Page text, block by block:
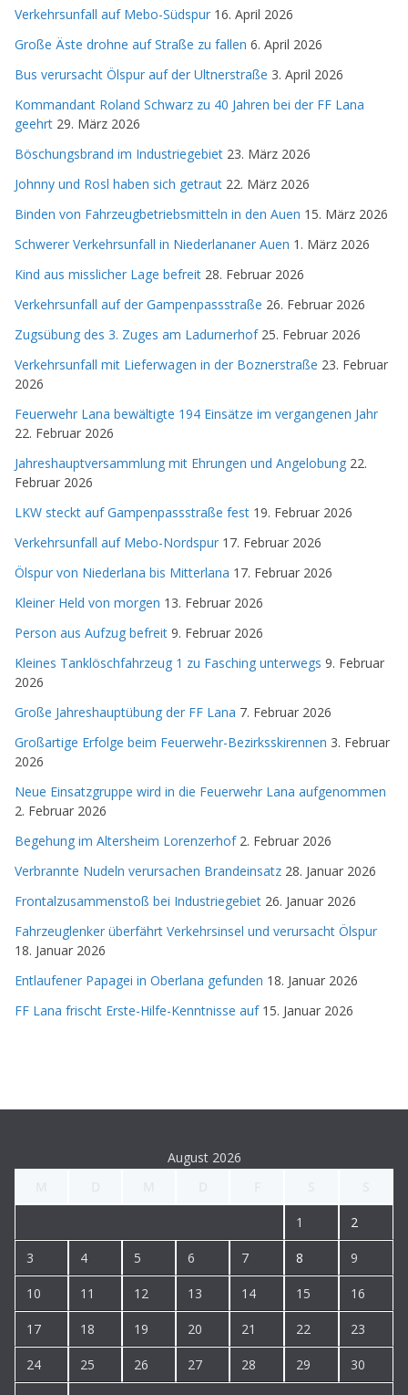
Verkehrsunfall auf Mebo-Südspur 16. April 2026
Große Äste drohne auf Straße zu fallen 6. April 2026
Bus verursacht Ölspur auf der Ultnerstraße 3. April 2026
Kommandant Roland Schwarz zu 40 Jahren bei der FF Lana
geehrt 29. März 2026
Böschungsbrand im Industriegebiet 23. März 2026
Johnny und Rosl haben sich getraut 22. März 2026
Binden von Fahrzeugbetriebsmitteln in den Auen 15. März 2026
Schwerer Verkehrsunfall in Niederlananer Auen 1. März 2026
Kind aus misslicher Lage befreit 28. Februar 2026
Verkehrsunfall auf der Gampenpassstraße 26. Februar 2026
Zugsübung des 3. Zuges am Ladurnerhof 25. Februar 2026
Verkehrsunfall mit Lieferwagen in der Boznerstraße 23. Februar
2026
Feuerwehr Lana bewältigte 194 Einsätze im vergangenen Jahr
22. Februar 2026
Jahreshauptversammlung mit Ehrungen und Angelobung 22.
Februar 2026
LKW steckt auf Gampenpassstraße fest 19. Februar 2026
Verkehrsunfall auf Mebo-Nordspur 17. Februar 2026
Ölspur von Niederlana bis Mitterlana 17. Februar 2026
Kleiner Held von morgen 13. Februar 2026
Person aus Aufzug befreit 9. Februar 2026
Kleines Tanklöschfahrzeug 1 zu Fasching unterwegs 9. Februar
2026
Große Jahreshauptübung der FF Lana 7. Februar 2026
Großartige Erfolge beim Feuerwehr-Bezirksskirennen 3. Februar
2026
Neue Einsatzgruppe wird in die Feuerwehr Lana aufgenommen
2. Februar 2026
Begehung im Altersheim Lorenzerhof 2. Februar 2026
Verbrannte Nudeln verursachen Brandeinsatz 28. Januar 2026
Frontalzusammenstoß bei Industriegebiet 26. Januar 2026
Fahrzeuglenker überfährt Verkehrsinsel und verursacht Ölspur
18. Januar 2026
Entlaufener Papagei in Oberlana gefunden 18. Januar 2026
FF Lana frischt Erste-Hilfe-Kenntnisse auf 15. Januar 2026
August 2026
1 2
3 4 5 6 7 8 9
10 11 12 13 14 15 16
17 18 19 20 21 22 23
24 25 26 27 28 29 30